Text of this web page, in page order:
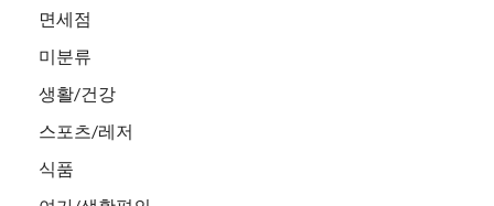
면세점
미분류
생활/건강
스포츠/레저
식품